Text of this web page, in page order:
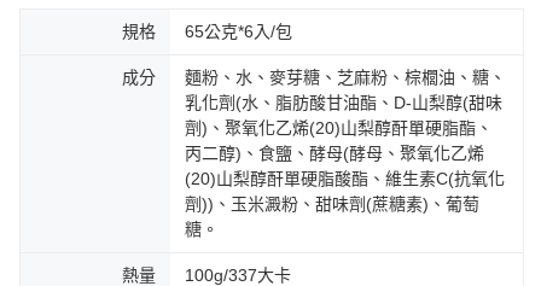
規格 65公克*6入/包
成分
麵粉、水、麥芽糖、芝麻粉、棕櫚油、糖、
乳化劑(水、脂肪酸甘油酯、D-山梨醇(甜味
劑)、聚氧化乙烯(20)山梨醇酐單硬脂酯、
丙二醇)、食鹽、酵母(酵母、聚氧化乙烯
(20)山梨醇酐單硬脂酸酯、維生素C(抗氧化
劑))、玉米澱粉、甜味劑(蔗糖素)、葡萄
糖。
熱量 100g/337大卡